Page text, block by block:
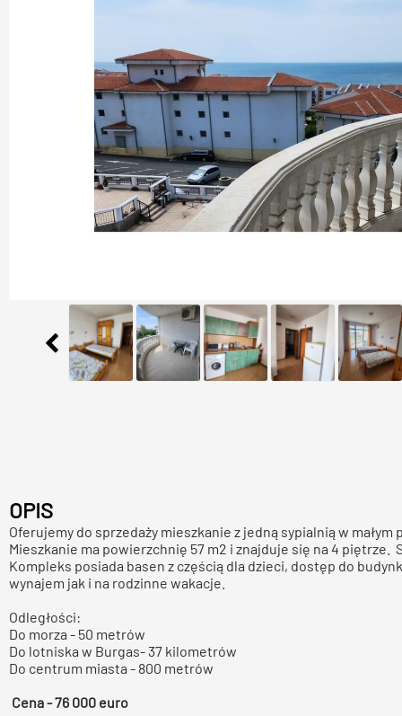
OPIS
Oferujemy do sprzedaży mieszkanie z jedną sypialnią w
Mieszkanie ma powierzchnię 57 m2 i znajduje się na 4
Kompleks posiada basen z częścią dla dzieci, dostęp do
wynajem jak i na rodzinne wakacje.
Odległości:
Do morza - 50 metrów
Do lotniska w Burgas- 37 kilometrów
Do centrum miasta - 800 metrów
Cena - 76 000 euro